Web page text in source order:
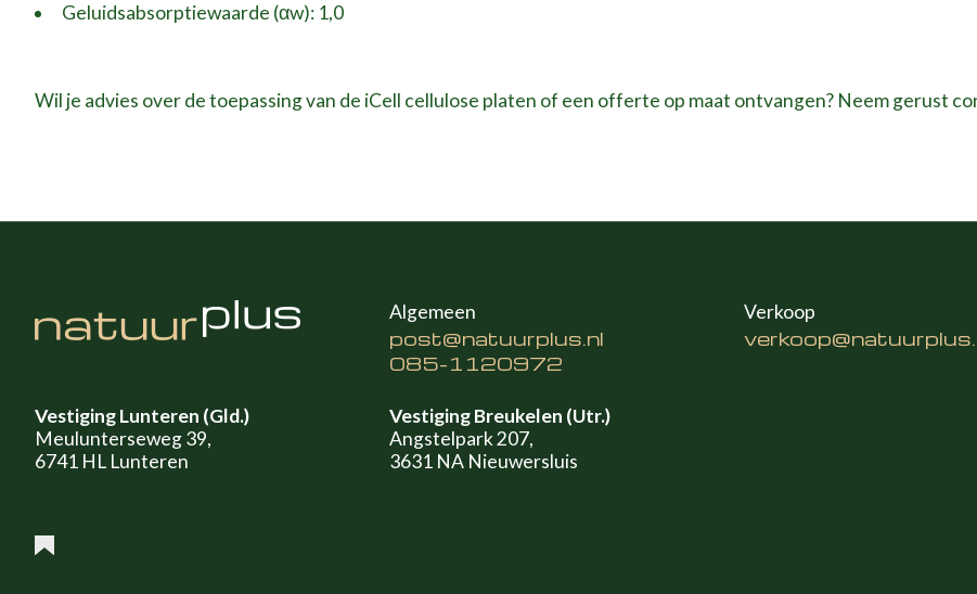
Geluidsabsorptiewaarde (αw): 1,0
Wil je advies over de toepassing van de iCell cellulose platen of een offerte op maat ontvangen? Neem gerust
Algemeen
post@natuurplus.nl
085-1120972
Verkoop
Vestiging Lunteren (Gld.)
Meulunterseweg 39,
6741 HL Lunteren
Vestiging Breukelen (Utr.)
Angstelpark 207,
3631 NA Nieuwersluis